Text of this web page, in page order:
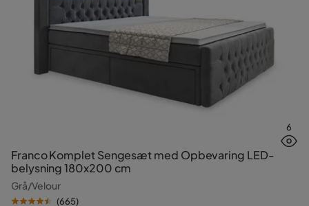
6
Franco Komplet Sengesæt med Opbevaring LED-
belysning 180x200 cm
Grå/Velour
(665)